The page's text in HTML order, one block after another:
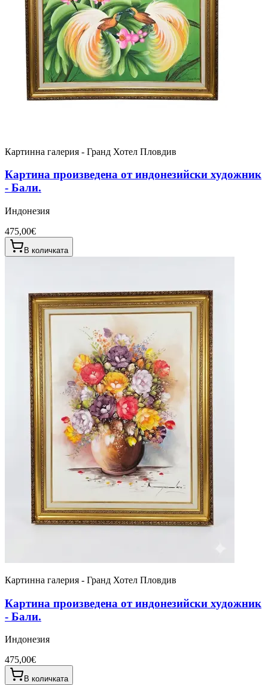
Картинна галерия - Гранд Хотел Пловдив
Картина произведена от индонезийски художник
- Бали.
Индонезия
475,00€
В количката
Картинна галерия - Гранд Хотел Пловдив
Картина произведена от индонезийски художник
- Бали.
Индонезия
475,00€
В количката